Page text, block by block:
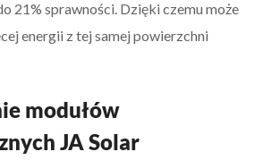
21% sprawności. Dzięki czemu może
energii z tej samej powierzchni
modułów
JA Solar